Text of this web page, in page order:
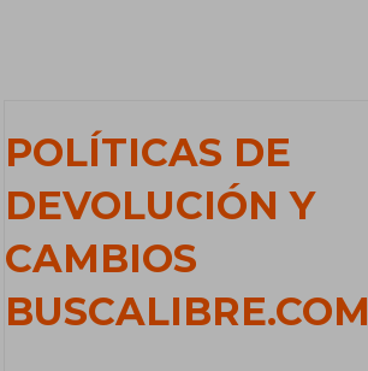
POLÍTICAS DE
DEVOLUCIÓN Y
CAMBIOS
BUSCALIBRE.COM